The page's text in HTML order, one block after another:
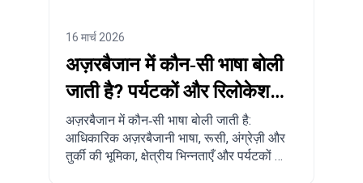
16 मार्च 2026
अज़रबैजान में कौन‑सी भाषा बोली
जाती है? पर्यटकों और रिलोकेशन
करने वालों के लिए पूरा गाइड
अज़रबैजान में कौन‑सी भाषा बोली जाती है:
आधिकारिक अज़रबैजानी भाषा, रूसी, अंग्रेज़ी और
तुर्की की भूमिका, क्षेत्रीय भिन्नताएँ और पर्यटकों व